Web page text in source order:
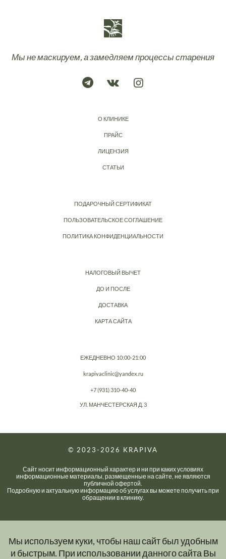
Мы используем куки, чтобы наш сайт был удобным
и быстрым. При использовании данного сайта Вы
Мы не маскируем, а замедляем процессы старения
О КЛИНИКЕ
ПРАЙС
ЛИЦЕНЗИЯ
СТАТЬИ
ПОДАРОЧНЫЙ СЕРТИФИКАТ
ПОЛЬЗОВАТЕЛЬСКОЕ СОГЛАШЕНИЕ
ПОЛИТИКА КОНФИДЕНЦИАЛЬНОСТИ
НАЛОГОВЫЙ ВЫЧЕТ
ДО И ПОСЛЕ
ДОСТАВКА
КАРТА САЙТА
ЕЖЕДНЕВНО 10:00-21:00
krapivaclinic@yandex.ru
+7 (931) 310-40-40
УЛ. МАНЧЕСТЕРСКАЯ Д. 3
© 2023-2026 KRAPIVA
Сайт носит информационный характер и ни при каких условиях
информационные материалы, размещенные на сайте, не являются
публичной офертой.
Подробную и актуальную информацию об услугах вы можете получить при
обращении в клинику.